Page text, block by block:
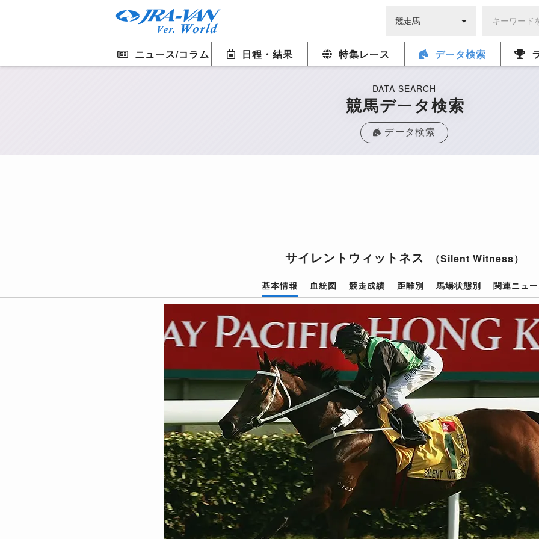
ニュース/コラム 日程・結果 特集レース データ検索
DATA SEARCH
競馬データ検索
データ検索
サイレントウィットネス （Silent Witness）
基本情報 血統図 競走成績 距離別 馬場状態別 関連ニュ